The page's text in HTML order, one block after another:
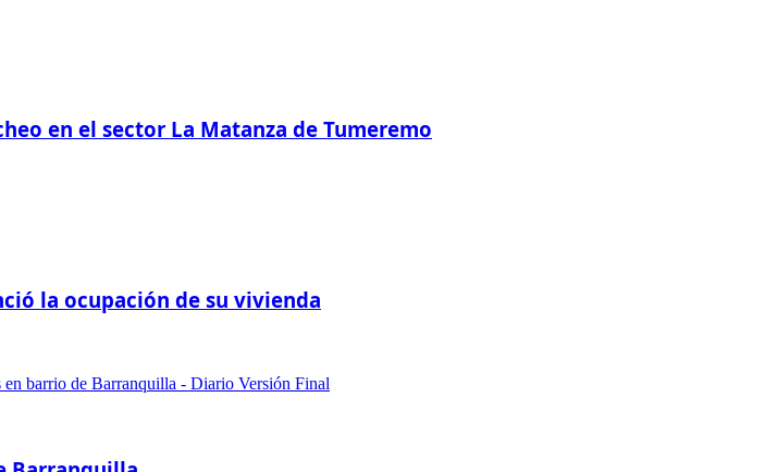
en el sector La Matanza de Tumeremo
la ocupación de su vivienda